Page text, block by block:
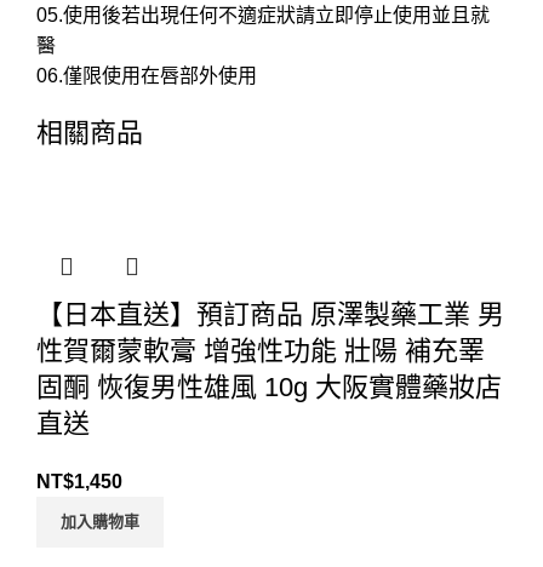
05.使用後若出現任何不適症狀請立即停止使用並且就
醫
06.僅限使用在唇部外使用
相關商品
【日本直送】預訂商品 原澤製藥工業 男
性賀爾蒙軟膏 增強性功能 壯陽 補充睪
固酮 恢復男性雄風 10g 大阪實體藥妝店
直送
NT$1,450
加入購物車